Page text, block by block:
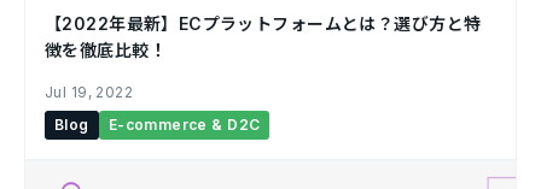
【2022年最新】ECプラットフォームとは？選び方と特
徴を徹底比較！￼
Jul 19, 2022
Blog
E-commerce & D2C